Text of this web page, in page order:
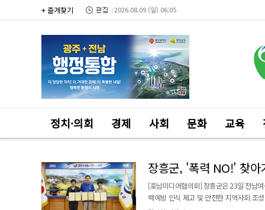
+ 즐겨찾기 2026.08.09 (일) 06:05
정치·의회 경제 사회 문화 교육
장흥군, '폭력 NO!' 찾아
[호남미디어협의회] 장흥군은 23일 전남
력예방 인식 제고 및 안전한 지역사회 조